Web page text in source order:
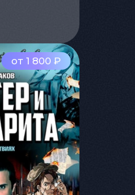
от 1 800 ₽